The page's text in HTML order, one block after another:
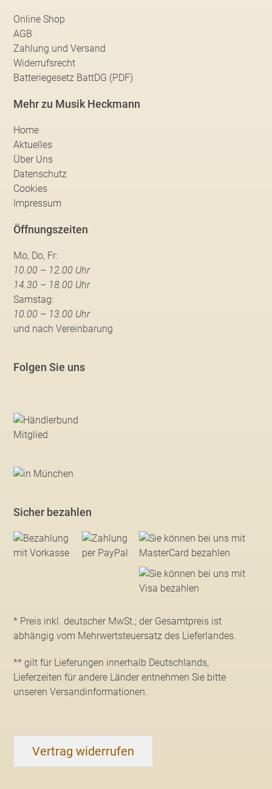
Online Shop
AGB
Zahlung und Versand
Widerrufsrecht
Batteriegesetz BattDG (PDF)
Mehr zu Musik Heckmann
Home
Aktuelles
Über Uns
Datenschutz
Cookies
Impressum
Öffnungszeiten
Mo, Do, Fr:
10.00 – 12.00 Uhr
14.30 – 18.00 Uhr
Samstag:
10.00 – 13.00 Uhr
und nach Vereinbarung
Folgen Sie uns
Sicher bezahlen
* Preis inkl. deutscher MwSt.; der Gesamtpreis ist
abhängig vom Mehrwertsteuersatz des Lieferlandes.
** gilt für Lieferungen innerhalb Deutschlands,
Lieferzeiten für andere Länder entnehmen Sie bitte
unseren Versandinformationen.
Vertrag widerrufen